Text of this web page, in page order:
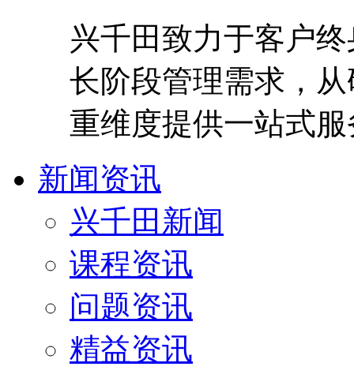
兴千田致力于客户
长阶段管理需求，
重维度提供一站式
新闻资讯
兴千田新闻
课程资讯
问题资讯
精益资讯